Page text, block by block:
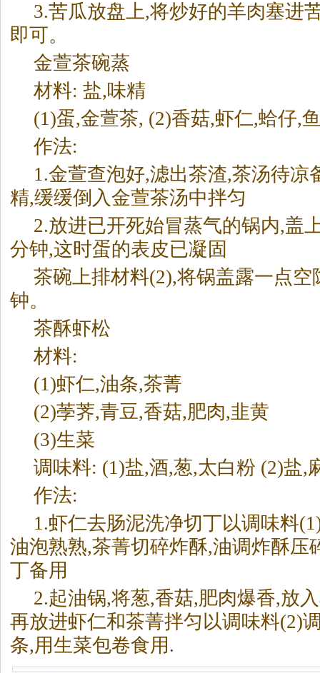
3.苦瓜放盘上,将炒好的羊肉塞进
即可。
金萱茶碗蒸
材料: 盐,味精
(1)蛋,金萱茶, (2)香菇,虾仁,蛤仔,
作法:
1.金萱查泡好,滤出茶渣,茶汤待凉
精,缓缓倒入金萱茶汤中拌匀
2.放进已开死始冒蒸气的锅内,盖
分钟,这时蛋的表皮已凝固
茶碗上排材料(2),将锅盖露一点空
钟。
茶酥虾松
材料:
(1)虾仁,油条,茶菁
(2)荸荠,青豆,香菇,肥肉,韭黄
(3)生菜
调味料: (1)盐,酒,葱,太白粉 (2)盐,
作法:
1.虾仁去肠泥洗净切丁以调味料
油泡熟熟,茶菁切碎炸酥,油调炸酥压
丁备用
2.起油锅,将葱,香菇,肥肉爆香,放
再放进虾仁和茶菁拌匀以调味料(2)
条,用生菜包卷食用.